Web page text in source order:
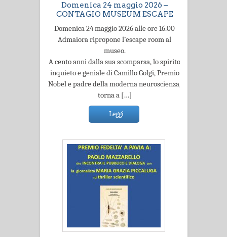
Domenica 24 maggio 2026 –
CONTAGIO MUSEUM ESCAPE
Domenica 24 maggio 2026 alle ore 16.00
Admaiora ripropone l’escape room al
museo.
A cento anni dalla sua scomparsa, lo spirito
inquieto e geniale di Camillo Golgi, Premio
Nobel e padre della moderna neuroscienza,
torna a […]
Leggi